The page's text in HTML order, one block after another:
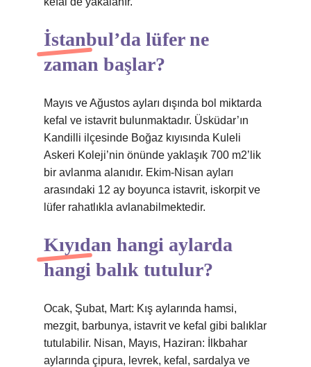
İstanbul’da lüfer ne
zaman başlar?
Mayıs ve Ağustos ayları dışında bol miktarda
kefal ve istavrit bulunmaktadır. Üsküdar’ın
Kandilli ilçesinde Boğaz kıyısında Kuleli
Askeri Koleji’nin önünde yaklaşık 700 m2’lik
bir avlanma alanıdır. Ekim-Nisan ayları
arasındaki 12 ay boyunca istavrit, iskorpit ve
lüfer rahatlıkla avlanabilmektedir.
Kıyıdan hangi aylarda
hangi balık tutulur?
Ocak, Şubat, Mart: Kış aylarında hamsi,
mezgit, barbunya, istavrit ve kefal gibi balıklar
tutulabilir. Nisan, Mayıs, Haziran: İlkbahar
aylarında çipura, levrek, kefal, sardalya ve